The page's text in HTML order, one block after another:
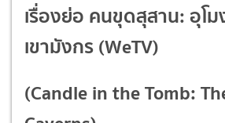
เรื่องย่อ คนขุดสุสาน: อุโ
เขามังกร(WeTV)
(Candle in the Tomb: